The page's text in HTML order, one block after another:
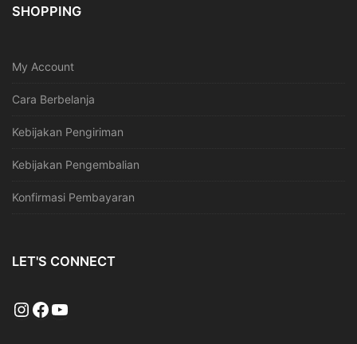
SHOPPING
My Account
Cara Berbelanja
Kebijakan Pengiriman
Kebijakan Pengembalian
Konfirmasi Pembayaran
LET'S CONNECT